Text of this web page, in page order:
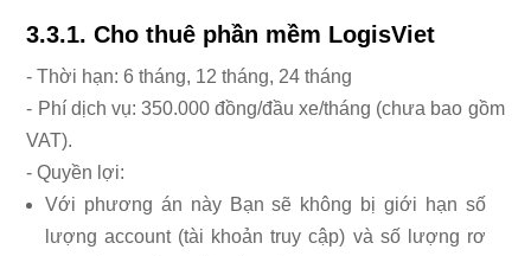
3.3.1. Cho thuê phần mềm LogisViet
- Thời hạn: 6 tháng, 12 tháng, 24 tháng
- Phí dịch vụ: 350.000 đồng/đầu xe/tháng (chưa bao gồm
VAT).
- Quyền lợi:
Với phương án này Bạn sẽ không bị giới hạn số
lượng account (tài khoản truy cập) và số lượng rơ